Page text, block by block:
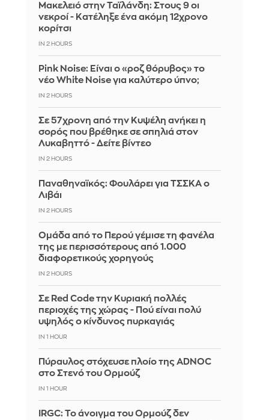
Μακελειό στην Ταϊλάνδη: Στους 9 οι
νεκροί - Κατέληξε ένα ακόμη 12χρονο
κορίτσι
IN 2 HOURS
Pink Noise: Είναι ο «ροζ θόρυβος» το
νέο White Noise για καλύτερο ύπνο;
IN 2 HOURS
Σε 57χρονη από την Κυψέλη ανήκει η
σορός που βρέθηκε σε σπηλιά στον
Λυκαβηττό - Δείτε βίντεο
IN 2 HOURS
Παναθηναϊκός: Φουλάρει για ΤΣΣΚΑ ο
Λιβάι
IN 2 HOURS
Ομάδα από το Περού γέμισε τη φανέλα
της με περισσότερους από 1.000
διαφορετικούς χορηγούς
IN 2 HOURS
Σε Red Code την Κυριακή πολλές
περιοχές της χώρας - Πού είναι πολύ
υψηλός ο κίνδυνος πυρκαγιάς
IN 1 HOUR
Πύραυλος στόχευσε πλοίο της ADNOC
στο Στενό του Ορμούζ
IN 1 HOUR
IRGC: Το άνοιγμα του Ορμούζ δεν